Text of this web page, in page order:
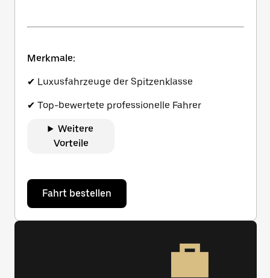
Merkmale:
✔ Luxusfahrzeuge der Spitzenklasse
✔ Top-bewertete professionelle Fahrer
Weitere
Vorteile
Fahrt bestellen